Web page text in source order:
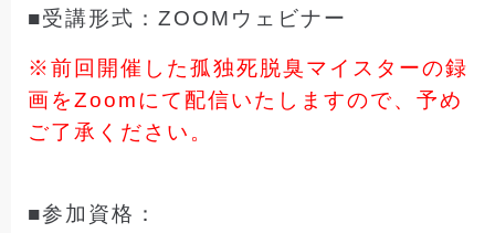
■受講形式：ZOOMウェビナー
※前回開催した孤独死脱臭マイスターの録
画をZoomにて配信いたしますので、予め
ご了承ください。
■参加資格：